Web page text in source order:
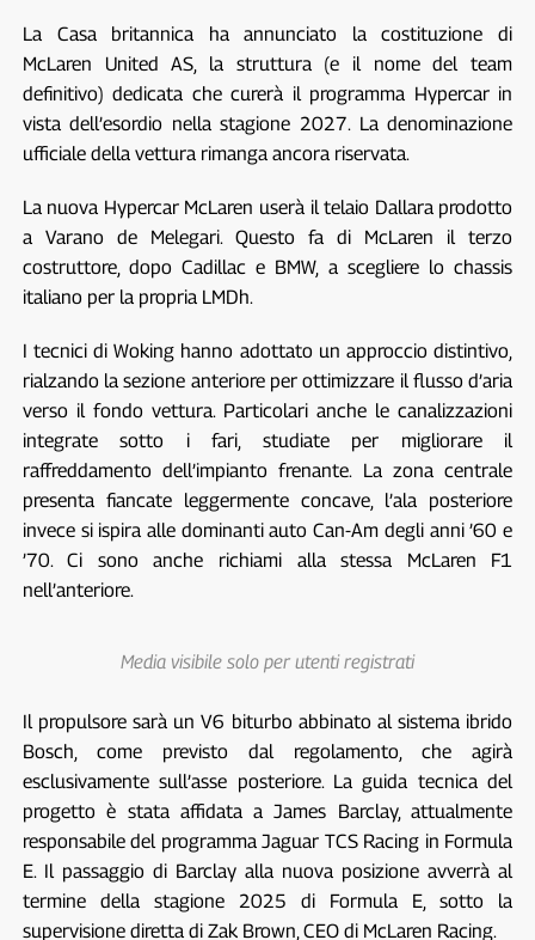
La Casa britannica ha annunciato la costituzione di
McLaren United AS, la struttura (e il nome del team
definitivo) dedicata che curerà il programma Hypercar in
vista dell’esordio nella stagione 2027. La denominazione
ufficiale della vettura rimanga ancora riservata.
La nuova Hypercar McLaren userà il telaio Dallara prodotto
a Varano de Melegari. Questo fa di McLaren il terzo
costruttore, dopo Cadillac e BMW, a scegliere lo chassis
italiano per la propria LMDh.
I tecnici di Woking hanno adottato un approccio distintivo,
rialzando la sezione anteriore per ottimizzare il flusso d’aria
verso il fondo vettura. Particolari anche le canalizzazioni
integrate sotto i fari, studiate per migliorare il
raffreddamento dell’impianto frenante. La zona centrale
presenta fiancate leggermente concave, l’ala posteriore
invece si ispira alle dominanti auto Can-Am degli anni ’60 e
’70. Ci sono anche richiami alla stessa McLaren F1
nell’anteriore.
Media visibile solo per utenti registrati
Il propulsore sarà un V6 biturbo abbinato al sistema ibrido
Bosch, come previsto dal regolamento, che agirà
esclusivamente sull’asse posteriore. La guida tecnica del
progetto è stata affidata a James Barclay, attualmente
responsabile del programma Jaguar TCS Racing in Formula
E. Il passaggio di Barclay alla nuova posizione avverrà al
termine della stagione 2025 di Formula E, sotto la
supervisione diretta di Zak Brown, CEO di McLaren Racing.